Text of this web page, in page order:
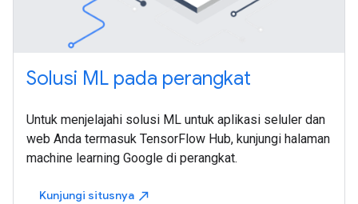
Solusi ML pada perangkat
Untuk menjelajahi solusi ML untuk aplikasi seluler dan
web Anda termasuk TensorFlow Hub, kunjungi halaman
machine learning Google di perangkat.
Kunjungi situsnya north_east